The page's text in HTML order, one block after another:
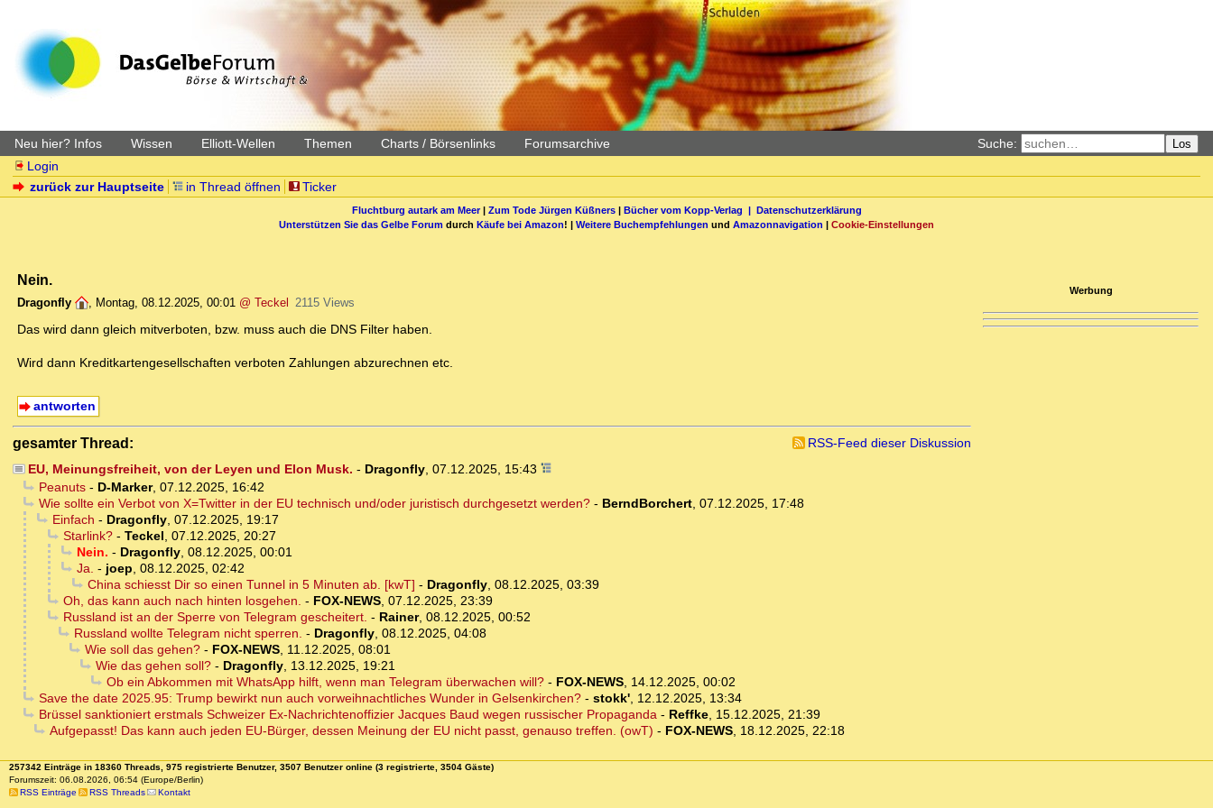
Neu hier? Infos Wissen Elliott-Wellen Themen Charts / Börsenlinks Forumsarchive Suche: Los
Login
zurück zur Hauptseite
in Thread öffnen Ticker
Fluchtburg autark am Meer| Zum Tode Jürgen Küßners| Bücher vom Kopp-Verlag | Datenschutzerklärung
Unterstützen Sie das Gelbe Forum durch Käufe bei Amazon! | Weitere Buchempfehlungen und Amazonnavigation | Cookie-Einstellungen
Nein.
Dragonfly , Montag, 08.12.2025, 00:01 @ Teckel 2115 Views
Das wird dann gleich mitverboten, bzw. muss auch die DNS Filter haben.
Wird dann Kreditkartengesellschaften verboten Zahlungen abzurechnen etc.
antworten
gesamter Thread:
RSS-Feed dieser Diskussion
EU, Meinungsfreiheit, von der Leyen und Elon Musk. - Dragonfly, 07.12.2025, 15:43
Peanuts- D-Marker, 07.12.2025, 16:42
Wie sollte ein Verbot von X=Twitter in der EU technisch und/oder juristisch durchgesetzt werden?- BerndBorchert, 07.12.2025, 17:48
Einfach - Dragonfly, 07.12.2025, 19:17
Starlink?- Teckel, 07.12.2025, 20:27
Nein. - Dragonfly, 08.12.2025, 00:01
Ja. - joep, 08.12.2025, 02:42
China schiesst Dir so einen Tunnel in 5 Minuten ab. [kwT] - Dragonfly, 08.12.2025, 03:39
Oh, das kann auch nach hinten losgehen. - FOX-NEWS, 07.12.2025, 23:39
Russland ist an der Sperre von Telegram gescheitert. - Rainer, 08.12.2025, 00:52
Russland wollte Telegram nicht sperren. - Dragonfly, 08.12.2025, 04:08
Wie soll das gehen?- FOX-NEWS, 11.12.2025, 08:01
Wie das gehen soll?- Dragonfly, 13.12.2025, 19:21
Ob ein Abkommen mit WhatsApp hilft, wenn man Telegram überwachen will?- FOX-NEWS, 14.12.2025, 00:02
Save the date 2025.95: Trump bewirkt nun auch vorweihnachtliches Wunder in Gelsenkirchen?- stokk', 12.12.2025, 13:34
Brüssel sanktioniert erstmals Schweizer Ex-Nachrichtenoffizier Jacques Baud wegen russischer Propaganda- Reffke, 15.12.2025, 21:39
Aufgepasst! Das kann auch jeden EU-Bürger, dessen Meinung der EU nicht passt, genauso treffen. (owT) - FOX-NEWS, 18.12.2025, 22:18
Werbung
257342 Einträge in 18360 Threads, 975 registrierte Benutzer, 3507 Benutzer online (3 registrierte, 3504 Gäste)
Forumszeit: 06.08.2026, 06:54 (Europe/Berlin)
RSS Einträge
RSS Threads Kontakt